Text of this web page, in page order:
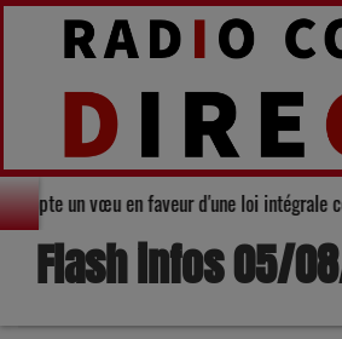
adopte un vœu en faveur d'une loi
Flash infos 05/